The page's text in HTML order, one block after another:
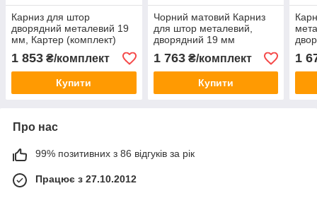
Карниз для штор
дворядний металевий 19
мм, Картер (комплект)
1 853 ₴/комплект
Купити
Чорний матовий Карниз
для штор металевий,
дворядний 19 мм
(комплект) Заглушка
кронштейн циліндр
1 763₴/комплект
Купити
1
Про нас
99% позитивних з 86 відгуків за рік
Працює з 27.10.2012